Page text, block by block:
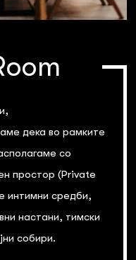
дека во рамките
со
простор (Private
интимни средби,
настани, тимски
собири.